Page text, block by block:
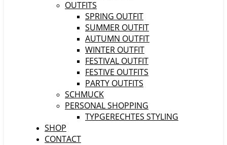
OUTFITS
SPRING OUTFIT
SUMMER OUTFIT
AUTUMN OUTFIT
WINTER OUTFIT
FESTIVAL OUTFIT
FESTIVE OUTFITS
PARTY OUTFITS
SCHMUCK
PERSONAL SHOPPING
TYPGERECHTES STYLING
SHOP
CONTACT